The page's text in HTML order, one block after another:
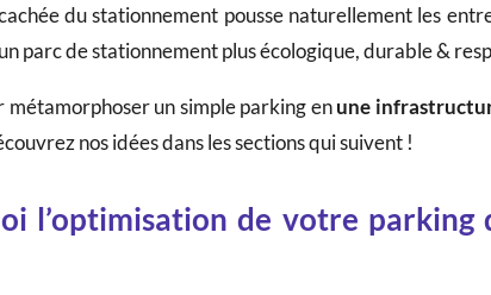
du stationnement pousse naturellement les
parc de stationnement plus écologique, durable &
métamorphoser un simple parking enune
nos idées dans les sections qui suivent !
l’optimisation de votre parking